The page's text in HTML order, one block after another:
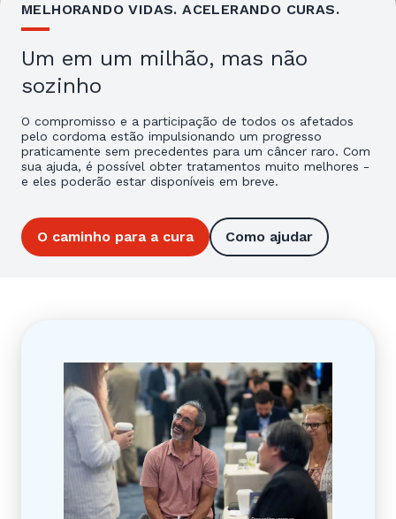
MELHORANDO VIDAS. ACELERANDO CURAS.
Um em um milhão, mas não
sozinho
O compromisso e a participação de todos os afetados
pelo cordoma estão impulsionando um progresso
praticamente sem precedentes para um câncer raro. Com
sua ajuda, é possível obter tratamentos muito melhores -
e eles poderão estar disponíveis em breve.
O caminho para a cura Como ajudar